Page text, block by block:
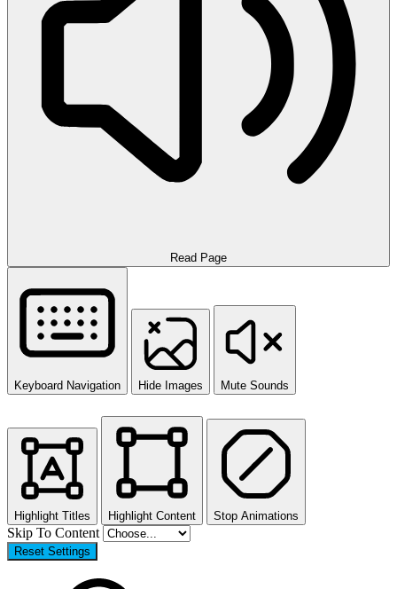
Read Page
Keyboard Navigation Hide Images Mute Sounds
Highlight Titles Highlight Content Stop Animations
Skip To Content
Reset Settings